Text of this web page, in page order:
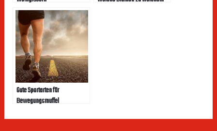
Gute Sportarten für
Bewegungsmuffel